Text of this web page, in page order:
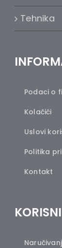
Tehnika
Podaci o
Kolačići
Uslovi
Politika
Kontakt